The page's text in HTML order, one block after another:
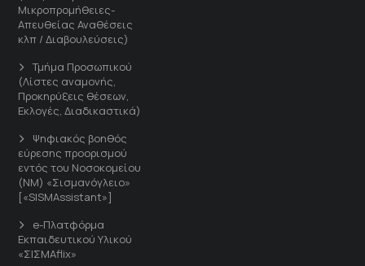
Μικροπρομήθειες-
Απευθείας Αναθέσεις
κλπ / Διαβουλεύσεις)
Τμήμα Προσωπικού
(Λίστες αναμονής,
Προκηρύξεις θέσεων,
Εκλογές, Διαδικαστικά)
Ψηφιακός βοηθός
εύρεσης προορισμού
εντός του Νοσοκομείου
(ΝΜ) «Σισμανόγλειο»
[«SISMAssistant»]
e-Πλατφόρμα
Εκπαιδευτικού Υλικού
«ΣΙΣΜΑflix»